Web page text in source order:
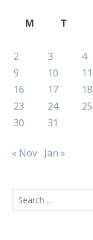
M
T
2
3 4
9
10 11
16
17 18
23
24 25
30
31
« Nov Jan »
Search
for: